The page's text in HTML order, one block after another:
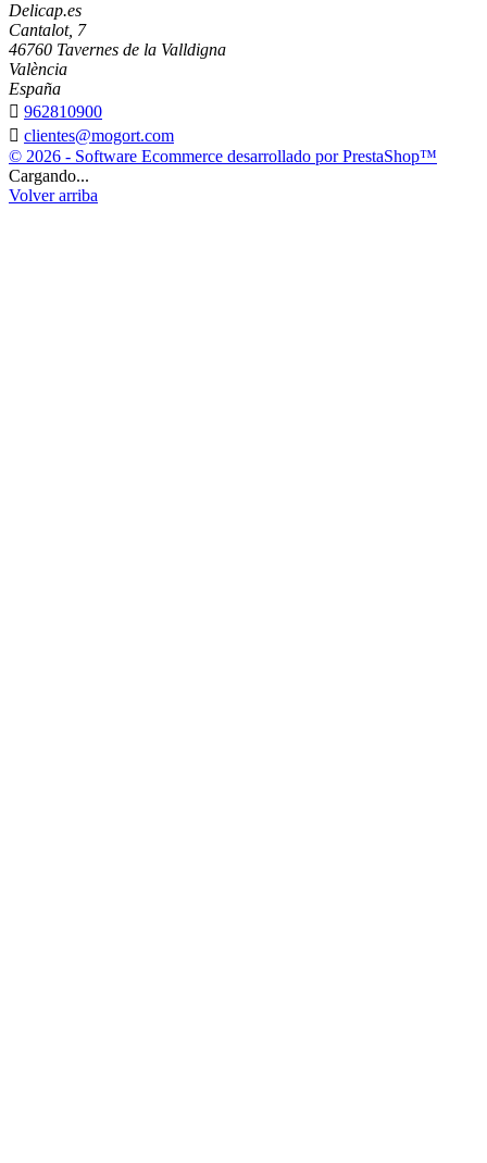
Delicap.es
Cantalot, 7
46760 Tavernes de la Valldigna
València
España
 962810900
 clientes@mogort.com
© 2026 - Software Ecommerce desarrollado por PrestaShop™
Cargando...
Volver arriba